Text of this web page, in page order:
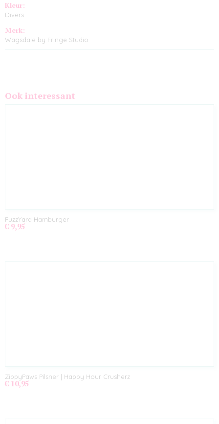
Kleur:
Divers
Merk:
Wagsdale by Fringe Studio
Ook interessant
FuzzYard Hamburger
€ 9,95
ZippyPaws Pilsner | Happy Hour Crusherz
€ 10,95